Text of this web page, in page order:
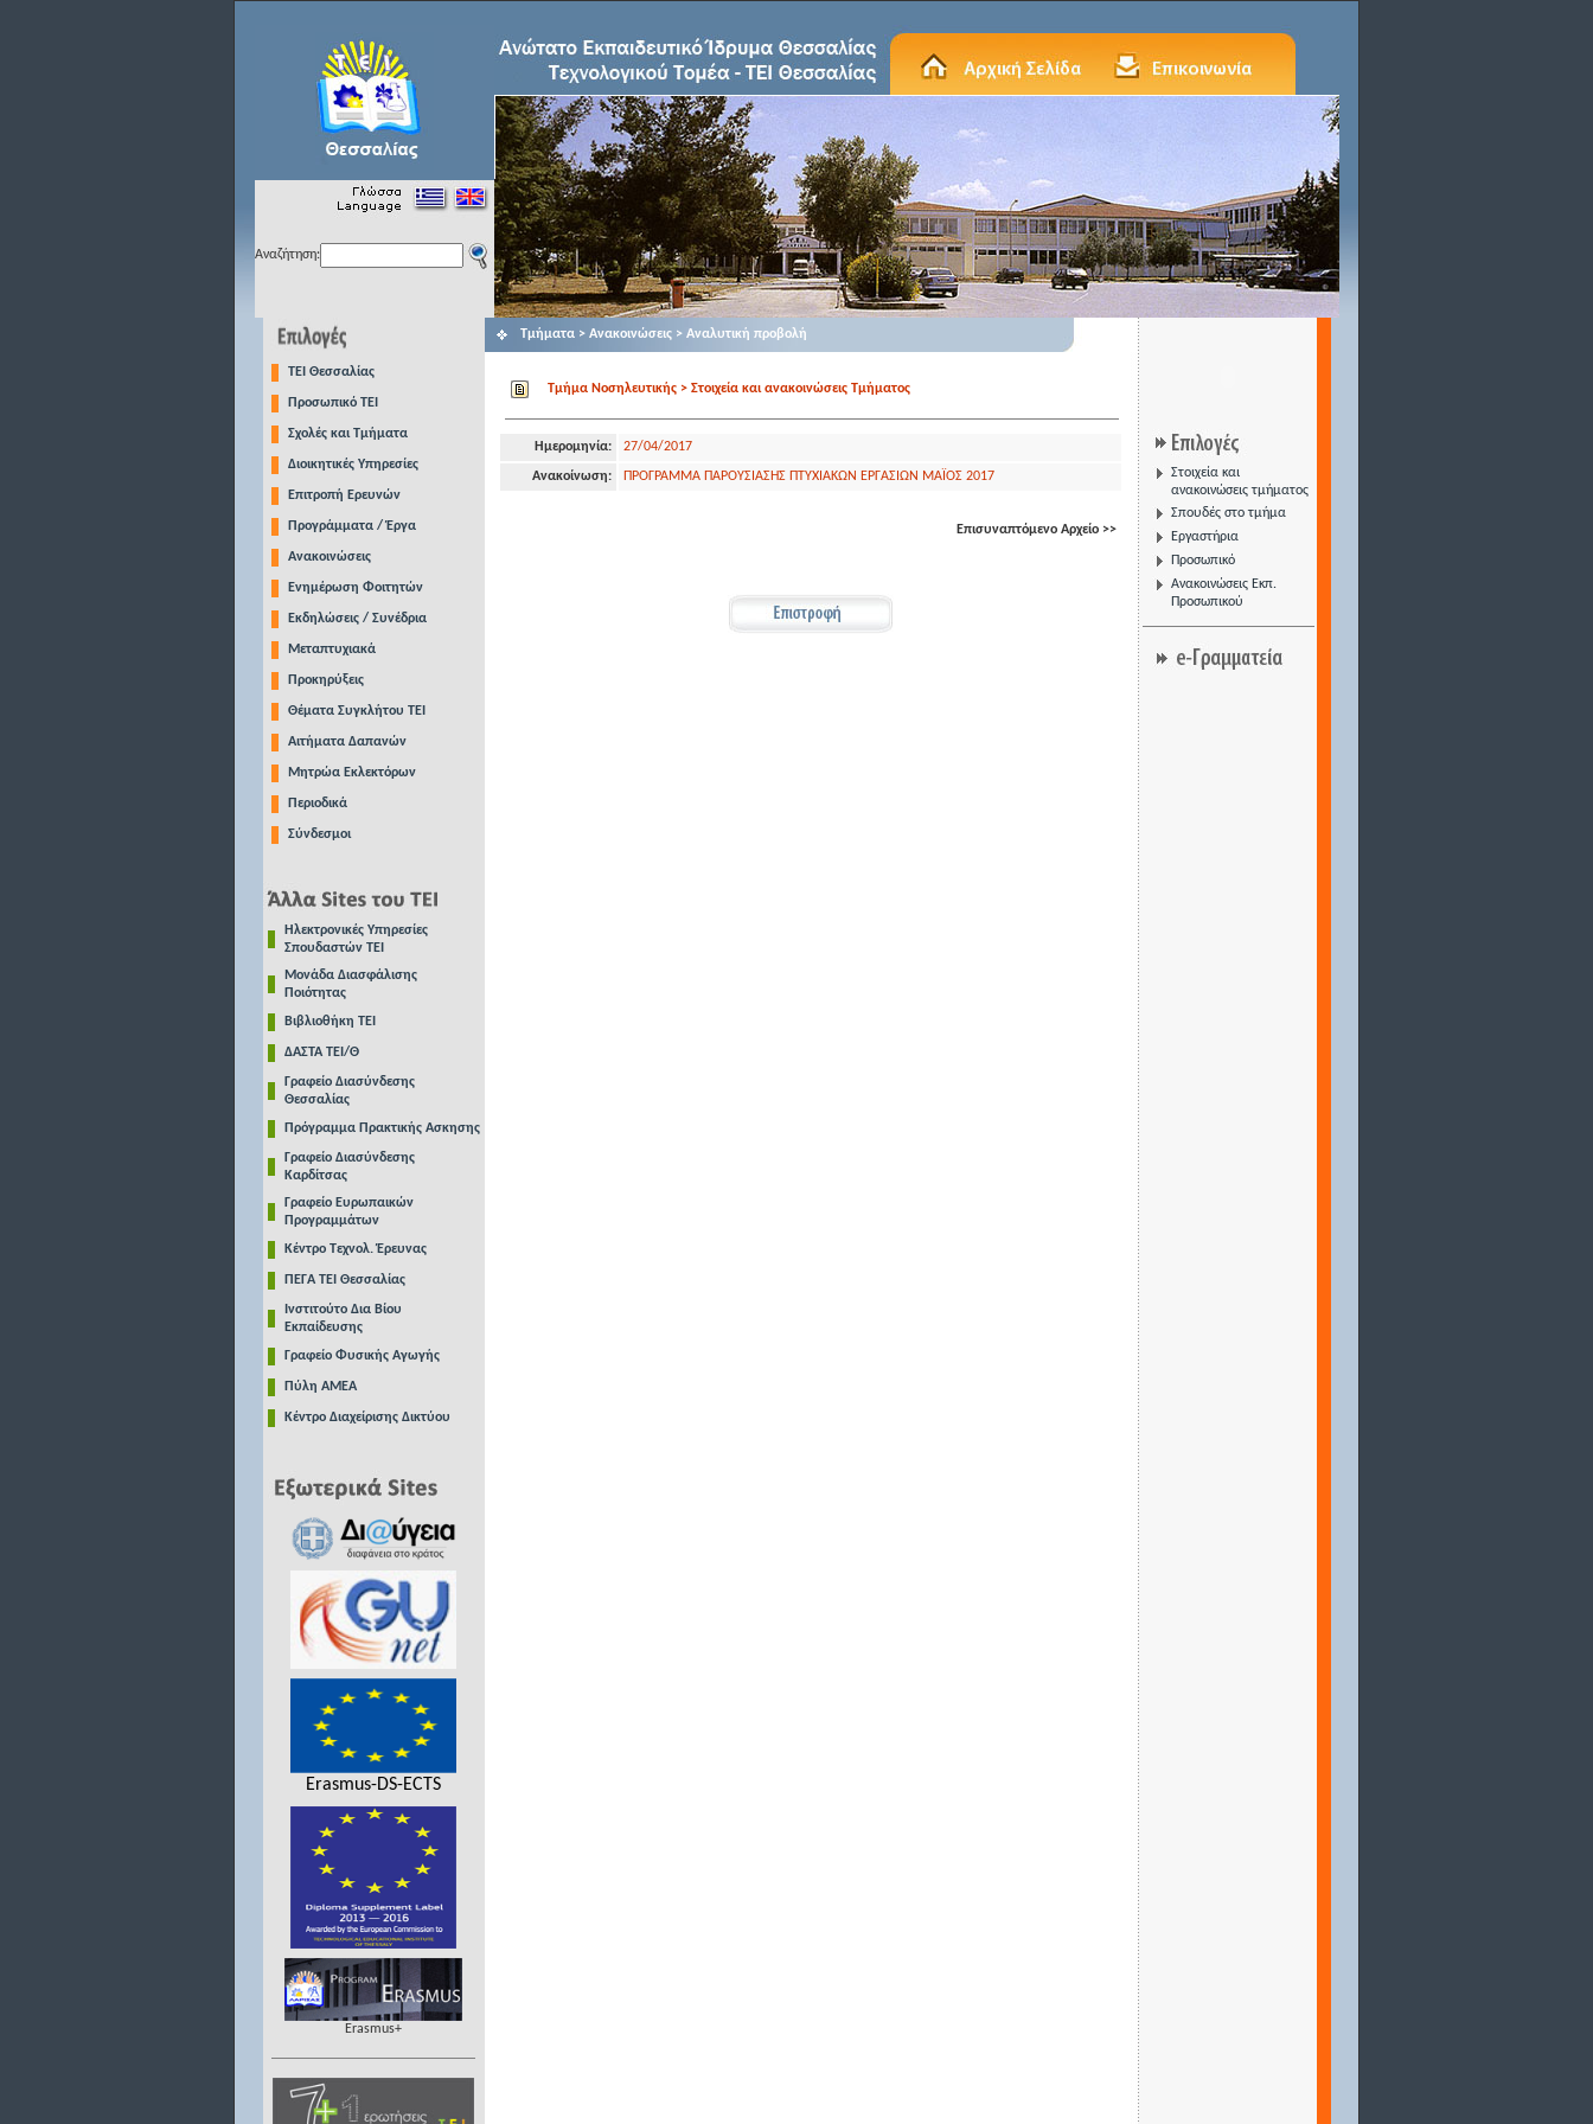
Αναζήτηση:
TEI Θεσσαλίας
Προσωπικό ΤΕΙ
Σχολές και Τμήματα
Διοικητικές Υπηρεσίες
Επιτροπή Ερευνών
Προγράμματα / Έργα
Ανακοινώσεις
Ενημέρωση Φοιτητών
Εκδηλώσεις / Συνέδρια
Μεταπτυχιακά
Προκηρύξεις
Θέματα Συγκλήτου ΤΕΙ
Αιτήματα Δαπανών
Μητρώα Εκλεκτόρων
Περιοδικά
Σύνδεσμοι
Ηλεκτρονικές Υπηρεσίες
Σπουδαστών ΤΕΙ
Μονάδα Διασφάλισης
Ποιότητας
Βιβλιοθήκη ΤΕΙ
ΔΑΣΤΑ ΤΕΙ/Θ
Γραφείο Διασύνδεσης
Θεσσαλίας
Πρόγραμμα Πρακτικής Ασκησης
Γραφείο Διασύνδεσης
Καρδίτσας
Γραφείο Ευρωπαικών
Προγραμμάτων
Κέντρο Τεχνολ. Έρευνας
ΠΕΓΑ ΤΕΙ Θεσσαλίας
Ινστιτούτο Δια Βίου
Εκπαίδευσης
Γραφείο Φυσικής Αγωγής
Πύλη ΑΜΕΑ
Κέντρο Διαχείρισης Δικτύου
Erasmus-DS-ECTS
Erasmus+
Τμήματα > Ανακοινώσεις > Αναλυτική προβολή
Τμήμα Νοσηλευτικής > Στοιχεία και ανακοινώσεις Τμήματος
Ημερομηνία: 27/04/2017
Ανακοίνωση: ΠΡΟΓΡΑΜΜΑ ΠΑΡΟΥΣΙΑΣΗΣ ΠΤΥΧΙΑΚΩΝ ΕΡΓΑΣΙΩΝ ΜΑΪΟΣ 2017
Επισυναπτόμενο Αρχείο >>
Στοιχεία και
ανακοινώσεις τμήματος
Σπουδές στο τμήμα
Εργαστήρια
Προσωπικό
Ανακοινώσεις Εκπ.
Προσωπικού